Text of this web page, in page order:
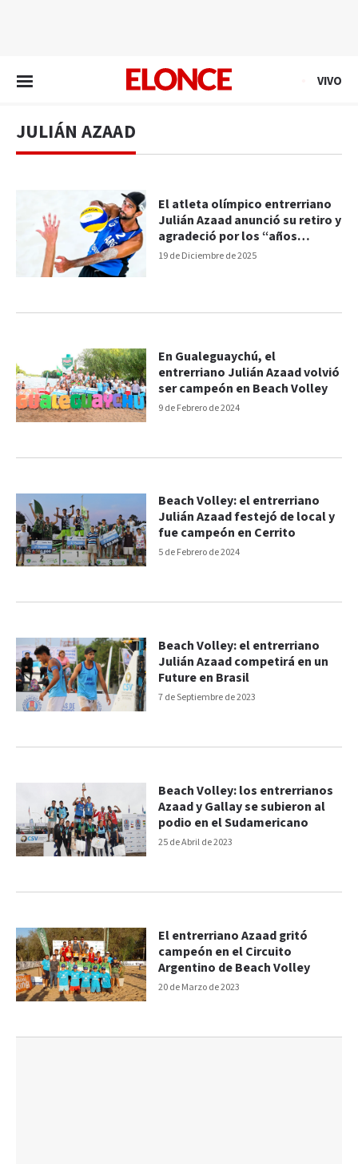
VIVO
JULIÁN AZAAD
19 de Diciembre de 2025
El atleta olímpico entrerriano
Julián Azaad anunció su retiro y
agradeció por los “años
maravillosos”
9 de Febrero de 2024
En Gualeguaychú, el
entrerriano Julián Azaad volvió
ser campeón en Beach Volley
5 de Febrero de 2024
Beach Volley: el entrerriano
Julián Azaad festejó de local y
fue campeón en Cerrito
7 de Septiembre de 2023
Beach Volley: el entrerriano
Julián Azaad competirá en un
Future en Brasil
25 de Abril de 2023
Beach Volley: los entrerrianos
Azaad y Gallay se subieron al
podio en el Sudamericano
20 de Marzo de 2023
El entrerriano Azaad gritó
campeón en el Circuito
Argentino de Beach Volley